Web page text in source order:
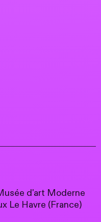
d'art Moderne
Le Havre (France)